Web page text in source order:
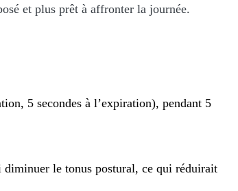
et plus prêt à affronter la journée.
5 secondes à l’expiration), pendant 5
diminuer le tonus postural, ce qui réduirait